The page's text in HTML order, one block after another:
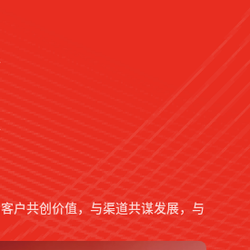
户共创价值，与渠道共谋发展，与